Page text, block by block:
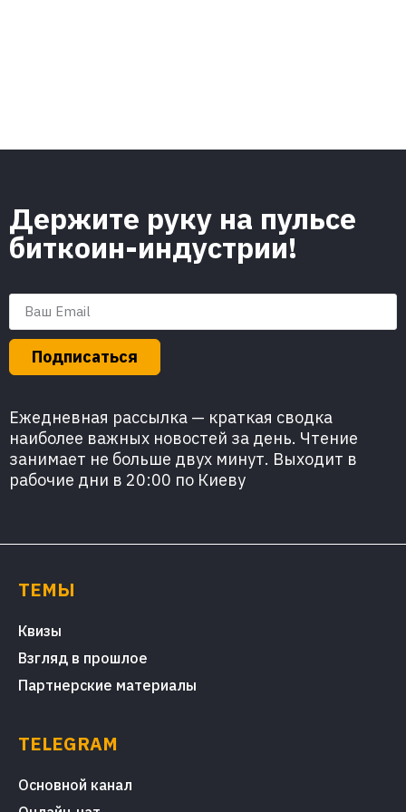
Держите руку на пульсе
биткоин-индустрии!
Подписаться
Ежедневная рассылка — краткая сводка
наиболее важных новостей за день. Чтение
занимает не больше двух минут. Выходит в
рабочие дни в 20:00 по Киеву
ТЕМЫ
Квизы
Взгляд в прошлое
Партнерские материалы
TELEGRAM
Основной канал